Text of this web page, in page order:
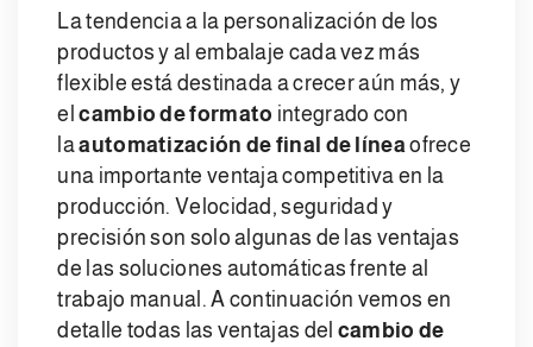
La tendencia a la personalización de los
productos y al embalaje cada vez más
flexible está destinada a crecer aún más, y
elcambio de formato integrado con
laautomatización de final de línea ofrece
una importante ventaja competitiva en la
producción. Velocidad, seguridad y
precisión son solo algunas de las ventajas
de las soluciones automáticas frente al
trabajo manual. A continuación vemos en
detalle todas las ventajas del cambio de